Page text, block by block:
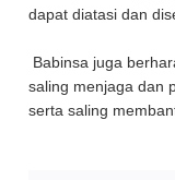
dapat diatasi dan
Babinsa juga
saling menjaga dan
serta saling